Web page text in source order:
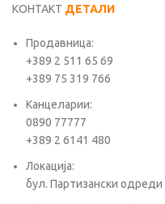
КОНТАКТ ДЕТАЛИ
Продавница:
+389 2 511 65 69
+389 75 319 766
Канцеларии:
0890 77777
+389 2 6141 480
Локација:
бул. Партизански одреди